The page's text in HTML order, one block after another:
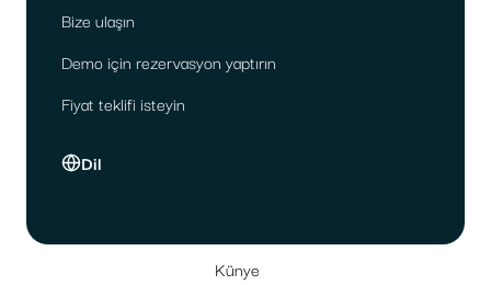
Bize ulaşın
Demo için rezervasyon yaptırın
Fiyat teklifi isteyin
Dil
Künye